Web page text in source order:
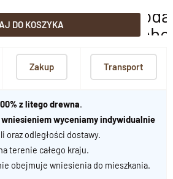
DO KOSZYKA
Zakup Transport
z litego drewna.
wyceniamy indywidualnie
oraz odległości dostawy.
terenie całego kraju.
obejmuje wniesienia do mieszkania.